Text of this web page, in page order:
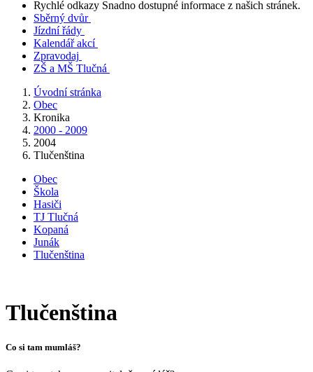
Rychlé odkazy Snadno dostupné informace z našich stránek.
Sběrný dvůr
Jízdní řády
Kalendář akcí
Zpravodaj
ZŠ a MŠ Tlučná
Úvodní stránka
Obec
Kronika
2000 - 2009
2004
Tlučenština
Obec
Škola
Hasiči
TJ Tlučná
Kopaná
Junák
Tlučenština
Tlučenština
Co si tam mumláš?